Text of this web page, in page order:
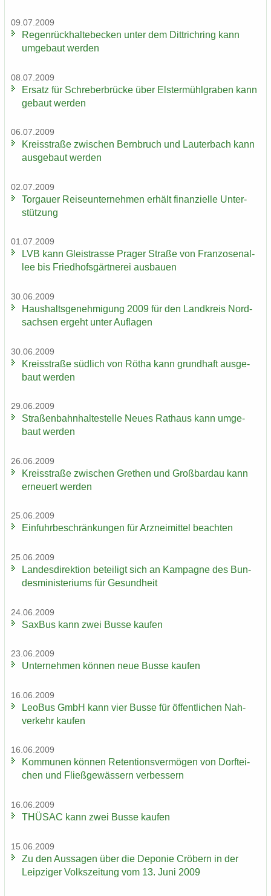
09.07.2009
Re­gen­rück­hal­te­be­cken unter dem Dittrich­ring kann
um­ge­baut wer­den
08.07.2009
Er­satz für Schre­ber­brü­cke über Els­ter­mühl­gra­ben kann
ge­baut wer­den
06.07.2009
Kreis­stra­ße zwi­schen Bern­bruch und Lau­ter­bach kann
aus­ge­baut wer­den
02.07.2009
Tor­gau­er Rei­se­un­ter­neh­men er­hält fi­nan­zi­el­le Un­ter­
stüt­zung
01.07.2009
LVB kann Gleis­tras­se Pra­ger Stra­ße von Fran­zo­sen­al­
lee bis Fried­hofs­gärt­ne­rei aus­bau­en
30.06.2009
Haus­halts­ge­neh­mi­gung 2009 für den Land­kreis Nord­
sach­sen er­geht unter Auf­la­gen
30.06.2009
Kreis­stra­ße süd­lich von Rötha kann grund­haft aus­ge­
baut wer­den
29.06.2009
Stra­ßen­bahn­hal­te­stel­le Neues Rat­haus kann um­ge­
baut wer­den
26.06.2009
Kreis­stra­ße zwi­schen Gre­then und Groß­bardau kann
er­neu­ert wer­den
25.06.2009
Ein­fuhr­be­schrän­kun­gen für Arz­nei­mit­tel be­ach­ten
25.06.2009
Lan­des­di­rek­ti­on be­tei­ligt sich an Kam­pa­gne des Bun­
des­mi­nis­te­ri­ums für Ge­sund­heit
24.06.2009
Sax­Bus kann zwei Busse kau­fen
23.06.2009
Un­ter­neh­men kön­nen neue Busse kau­fen
16.06.2009
LeoBus GmbH kann vier Busse für öf­fent­li­chen Nah­
ver­kehr kau­fen
16.06.2009
Kom­mu­nen kön­nen Re­ten­ti­ons­ver­mö­gen von Dorf­tei­
chen und Fließ­ge­wäs­sern ver­bes­sern
16.06.2009
THÜ­SAC kann zwei Busse kau­fen
15.06.2009
Zu den Aus­sa­gen über die De­po­nie Crö­bern in der
Leip­zi­ger Volks­zei­tung vom 13. Juni 2009